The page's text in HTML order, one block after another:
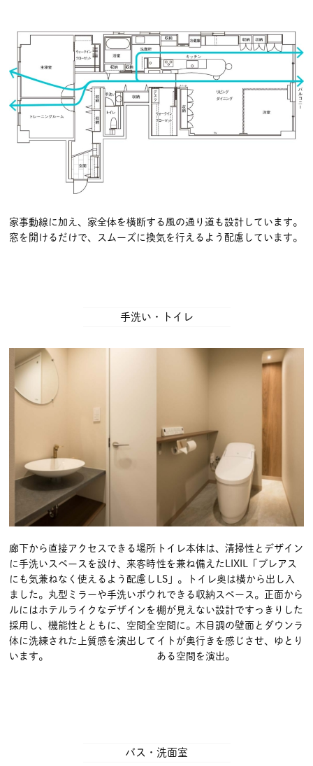
家事動線に加え、家全体を横断する風の通り道も設計しています。
窓を開けるだけで、スムーズに換気を行えるよう配慮しています。
手洗い・トイレ
廊下から直接アクセスできる場所
に手洗いスペースを設け、来客時
にも気兼ねなく使えるよう配慮し
ました。丸型ミラーや手洗いボウ
ルにはホテルライクなデザインを
採用し、機能性とともに、空間全
体に洗練された上質感を演出して
います。
トイレ本体は、清掃性とデザイン
性を兼ね備えたLIXIL「プレアス
LS」。トイレ奥は横から出し入
れできる収納スペース。正面から
棚が見えない設計ですっきりした
空間に。木目調の壁面とダウンラ
イトが奥行きを感じさせ、ゆとり
ある空間を演出。
バス・洗面室